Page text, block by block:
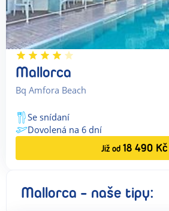
Mallorca
Bq Amfora Beach
Se snídaní
Dovolená na 6 dní
Již od 18 490 Kč
Mallorca - naše tipy: